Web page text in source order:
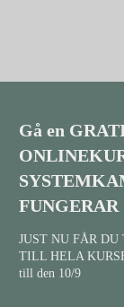
Gå en
FUNGERAR
JUST NU FÅR
TILL HELA
till den 10/9